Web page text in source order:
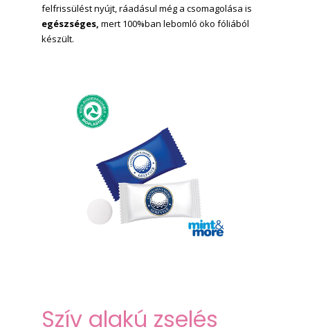
felfrissülést nyújt, ráadásul még a csomagolása is
egészséges, mert 100%ban lebomló öko fóliából
készült.
Szív alakú zselés